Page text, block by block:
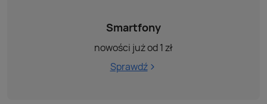
Smartfony
nowości już od 1 zł
Sprawdź